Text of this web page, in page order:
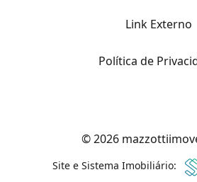
Link Externo
Política de
© 2026
Site e Sistema Imobiliário: